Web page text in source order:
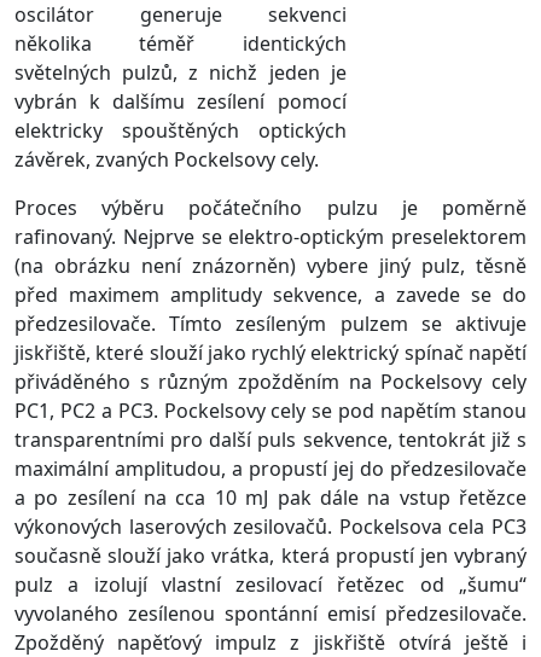
oscilátor generuje sekvenci
několika téměř identických
světelných pulzů, z nichž jeden je
vybrán k dalšímu zesílení pomocí
elektricky spouštěných optických
závěrek, zvaných Pockelsovy cely.
Proces výběru počátečního pulzu je poměrně
rafinovaný. Nejprve se elektro-optickým preselektorem
(na obrázku není znázorněn) vybere jiný pulz, těsně
před maximem amplitudy sekvence, a zavede se do
předzesilovače. Tímto zesíleným pulzem se aktivuje
jiskřiště, které slouží jako rychlý elektrický spínač napětí
přiváděného s různým zpožděním na Pockelsovy cely
PC1, PC2 a PC3. Pockelsovy cely se pod napětím stanou
transparentními pro další puls sekvence, tentokrát již s
maximální amplitudou, a propustí jej do předzesilovače
a po zesílení na cca 10 mJ pak dále na vstup řetězce
výkonových laserových zesilovačů. Pockelsova cela PC3
současně slouží jako vrátka, která propustí jen vybraný
pulz a izolují vlastní zesilovací řetězec od „šumu“
vyvolaného zesílenou spontánní emisí předzesilovače.
Zpožděný napěťový impulz z jiskřiště otvírá ještě i